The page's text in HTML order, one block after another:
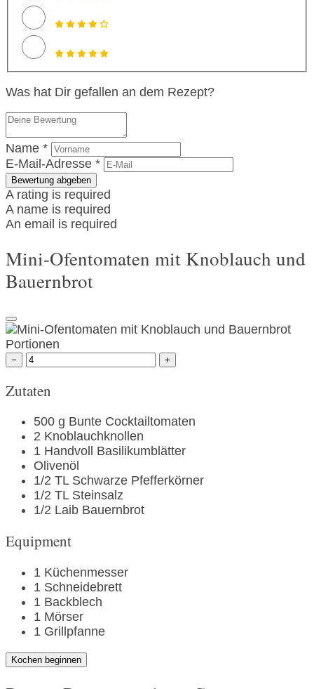
Was hat Dir gefallen an dem Rezept?
Name *
E-Mail-Adresse *
Bewertung abgeben
A rating is required
A name is required
An email is required
Mini-Ofentomaten mit Knoblauch und
Bauernbrot
Portionen
− +
Zutaten
500 g Bunte Cocktailtomaten
2 Knoblauchknollen
1 Handvoll
Basilikumblätter
Olivenöl
1/2 TL Schwarze Pfefferkörner
1/2 TL Steinsalz
1/2 Laib Bauernbrot
Equipment
1 Küchenmesser
1 Schneidebrett
1 Backblech
1 Mörser
1 Grillpfanne
Kochen beginnen